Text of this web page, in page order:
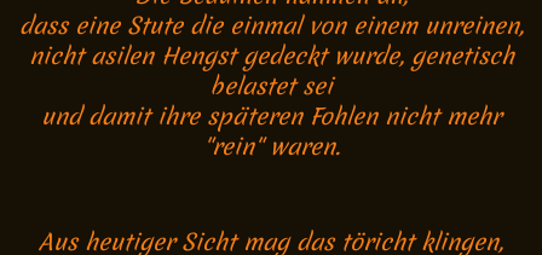
dass eine Stute die einmal von einem unreinen,
nicht asilen Hengst gedeckt wurde, genetisch
belastet sei
und damit ihre späteren Fohlen nicht mehr
"rein" waren.
Aus heutiger Sicht mag das töricht klingen,